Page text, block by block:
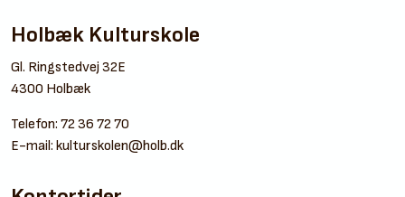
Holbæk Kulturskole
Gl. Ringstedvej 32E
4300 Holbæk
Telefon: 72 36 72 70
E-mail: kulturskolen@holb.dk